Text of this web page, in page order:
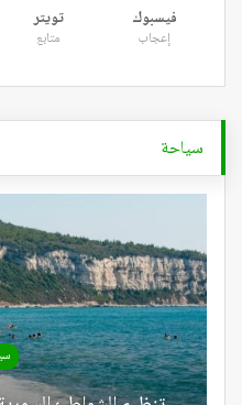
فيسبوك
إعجاب
تويتر
متابع
سياحة